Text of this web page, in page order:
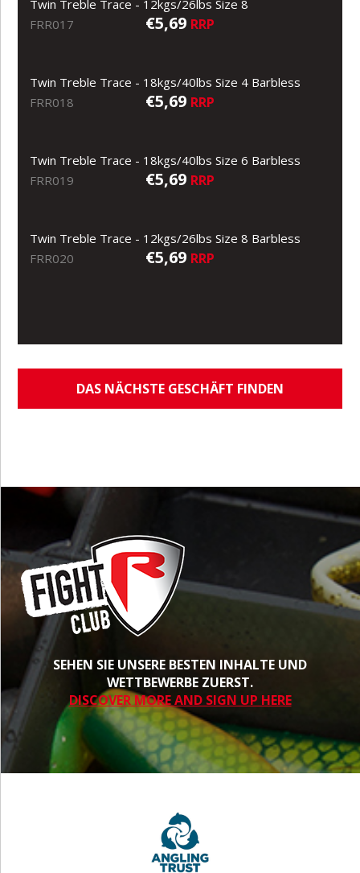
Twin Treble Trace - 12kgs/26lbs Size 8
FRR017
€5,69 RRP
Twin Treble Trace - 18kgs/40lbs Size 4 Barbless
FRR018
€5,69 RRP
Twin Treble Trace - 18kgs/40lbs Size 6 Barbless
FRR019
€5,69 RRP
Twin Treble Trace - 12kgs/26lbs Size 8 Barbless
FRR020
€5,69 RRP
DAS NÄCHSTE GESCHÄFT FINDEN
SEHEN SIE UNSERE BESTEN INHALTE UND
WETTBEWERBE ZUERST.
DISCOVER MORE AND SIGN UP HERE